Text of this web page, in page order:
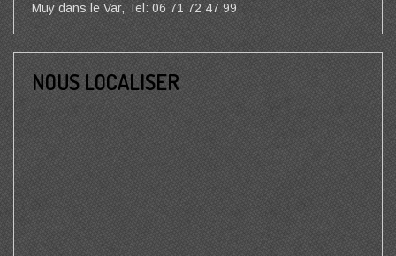
Muy dans le Var, Tel: 06 71 72 47 99
NOUS LOCALISER